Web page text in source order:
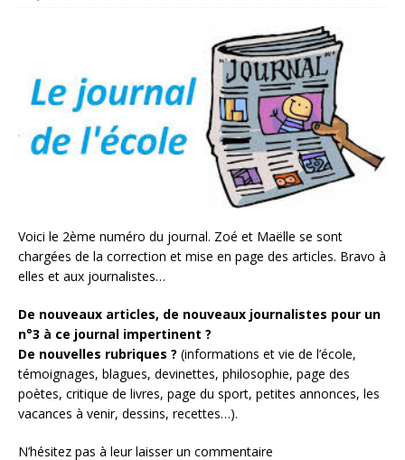
Voici le 2ème numéro du journal. Zoé et Maëlle se sont
chargées de la correction et mise en page des articles. Bravo à
elles et aux journalistes…
De nouveaux articles, de nouveaux journalistes pour un
n°3 à ce journal impertinent ?
De nouvelles rubriques ? (informations et vie de l’école,
témoignages, blagues, devinettes, philosophie, page des
poètes, critique de livres, page du sport, petites annonces, les
vacances à venir, dessins, recettes…).
N’hésitez pas à leur laisser un commentaire